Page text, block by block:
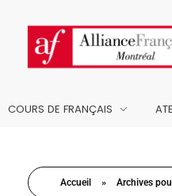
COURS DE FRANÇAIS
Accueil » Archives